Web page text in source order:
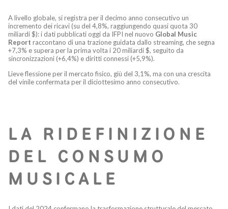
A livello globale, si registra per il decimo anno consecutivo un
incremento dei ricavi (su del 4,8%, raggiungendo quasi quota 30
miliardi $): i dati pubblicati oggi da IFPI nel nuovo Global Music
Report raccontano di una trazione guidata dallo streaming, che segna
+7,3% e supera per la prima volta i 20 miliardi $, seguito da
sincronizzazioni (+6,4%) e diritti connessi (+5,9%).
Lieve flessione per il mercato fisico, giù del 3,1%, ma con una crescita
del vinile confermata per il diciottesimo anno consecutivo.
LA RIDEFINIZIONE
DEL CONSUMO
MUSICALE